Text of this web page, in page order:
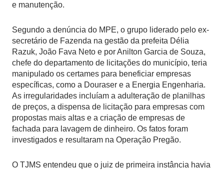
e manutenção.
Segundo a denúncia do MPE, o grupo liderado pelo ex-
secretário de Fazenda na gestão da prefeita Délia
Razuk, João Fava Neto e por Anilton Garcia de Souza,
chefe do departamento de licitações do município, teria
manipulado os certames para beneficiar empresas
específicas, como a Douraser e a Energia Engenharia.
As irregularidades incluíam a adulteração de planilhas
de preços, a dispensa de licitação para empresas com
propostas mais altas e a criação de empresas de
fachada para lavagem de dinheiro. Os fatos foram
investigados e resultaram na Operação Pregão.
O TJMS entendeu que o juiz de primeira instância havia